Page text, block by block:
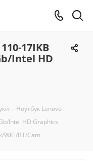
17IKB
Intel HD
- Ноутбук Lenovo
Intel HD Graphics
WiFi/BT/Cam